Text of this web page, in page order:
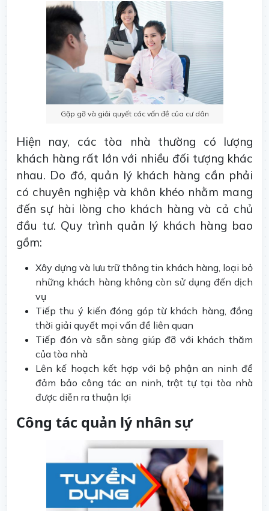
Gặp gỡ và giải quyết các vấn đề của cư dân
Hiện nay, các tòa nhà thường có lượng
khách hàng rất lớn với nhiều đối tượng khác
nhau. Do đó, quản lý khách hàng cần phải
có chuyên nghiệp và khôn khéo nhằm mang
đến sự hài lòng cho khách hàng và cả chủ
đầu tư. Quy trình quản lý khách hàng bao
gồm:
Xây dựng và lưu trữ thông tin khách hàng, loại bỏ
những khách hàng không còn sử dụng đến dịch
vụ
Tiếp thu ý kiến đóng góp từ khách hàng, đồng
thời giải quyết mọi vấn đề liên quan
Tiếp đón và sẵn sàng giúp đỡ với khách thăm
của tòa nhà
Lên kế hoạch kết hợp với bộ phận an ninh để
đảm bảo công tác an ninh, trật tự tại tòa nhà
được diễn ra thuận lợi
Công tác quản lý nhân sự